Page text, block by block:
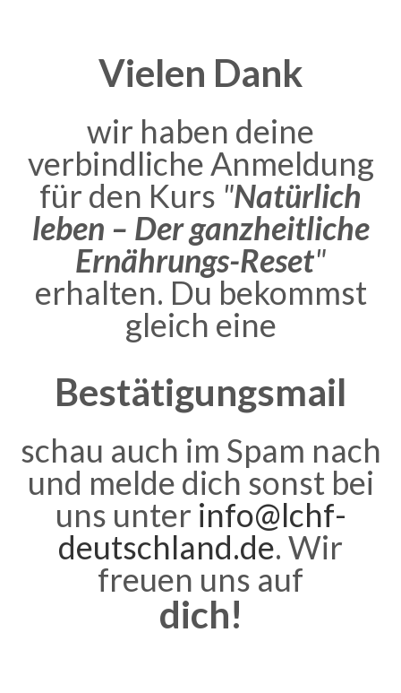
Vielen Dank
wir haben deine
verbindliche Anmeldung
für den Kurs "Natürlich
leben – Der ganzheitliche
Ernährungs-Reset"
erhalten. Du bekommst
gleich eine
Bestätigungsmail
schau auch im Spam nach
und melde dich sonst bei
uns unter info@lchf-
deutschland.de. Wir
freuen uns auf
dich!